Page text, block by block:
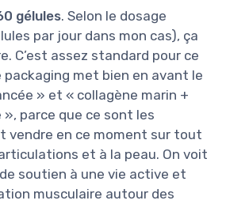
gélules. Selon le dosage
par jour dans mon cas), ça
C’est assez standard pour ce
met bien en avant le
» et « collagène marin +
parce que ce sont les
vendre en ce moment sur tout
et à la peau. On voit
soutien à une vie active et
musculaire autour des